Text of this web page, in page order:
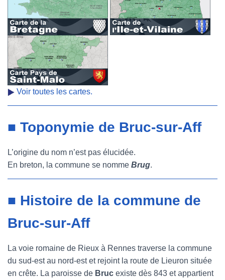
Voir toutes les cartes.
■ Toponymie de Bruc-sur-Aff
L’origine du nom n’est pas élucidée.
En breton, la commune se nomme Brug.
■ Histoire de la commune de
Bruc-sur-Aff
La voie romaine de Rieux à Rennes traverse la commune
du sud-est au nord-est et rejoint la route de Lieuron située
en crête. La paroisse de Bruc existe dès 843 et appartient